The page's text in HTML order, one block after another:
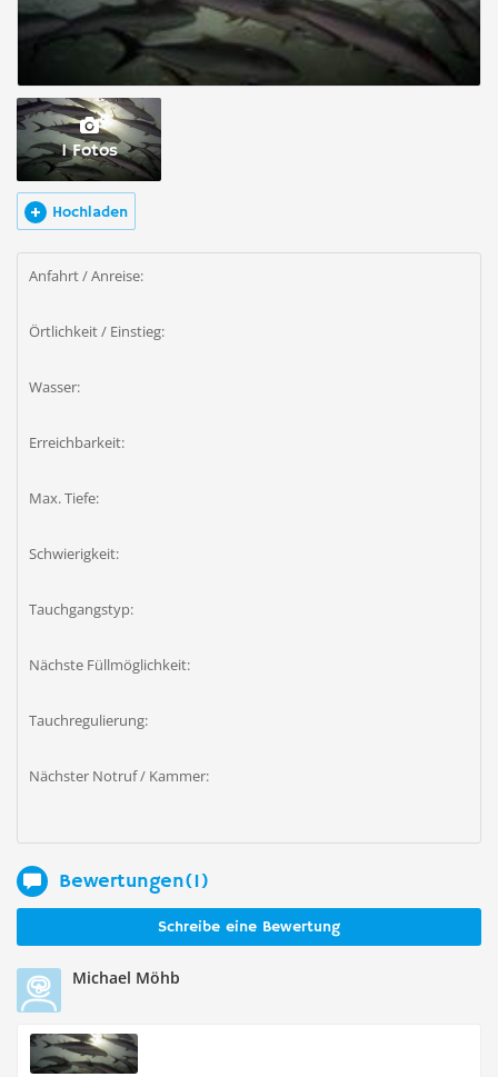
1 Fotos
Hochladen
Anfahrt / Anreise:
Örtlichkeit / Einstieg:
Wasser:
Erreichbarkeit:
Max. Tiefe:
Schwierigkeit:
Tauchgangstyp:
Nächste Füllmöglichkeit:
Tauchregulierung:
Nächster Notruf / Kammer:
Bewertungen(1)
Schreibe eine Bewertung
Michael Möhb